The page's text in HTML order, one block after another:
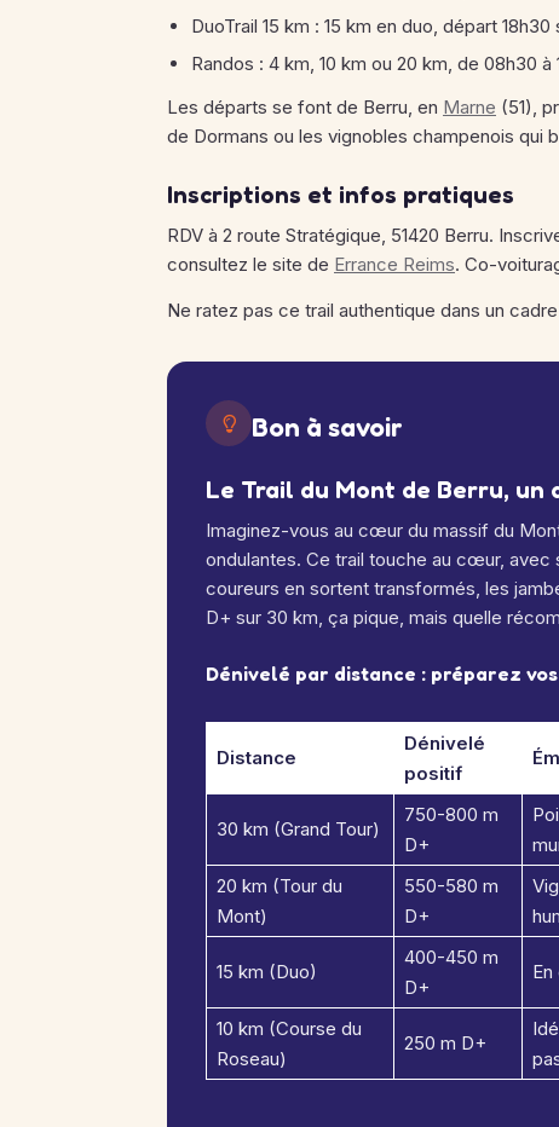
DuoTrail 15 km : 15 km en duo, départ 18h30
Randos : 4 km, 10 km ou 20 km, de 08h30 à
Les départs se font de Berru, en Marne (51),
de Dormans ou les vignobles champenois qui
Inscriptions et infos pratiques
RDV à 2 route Stratégique, 51420 Berru.
consultez le site de Errance Reims. Co-
Ne ratez pas ce trail authentique dans un
Bon à savoir
Le Trail du Mont de Berru, un
Imaginez-vous au cœur du massif du
ondulantes. Ce trail touche au cœur,
coureurs en sortent transformés, les
D+ sur 30 km, ça pique, mais quelle
Dénivelé par distance : préparez
Distance
Dénivelé
positif
30 km (Grand Tour)
750-800 m
D+
20 km (Tour du
Mont)
550-580 m
D+
15 km (Duo)
400-450 m
D+
10 km (Course du
Roseau)
250 m D+